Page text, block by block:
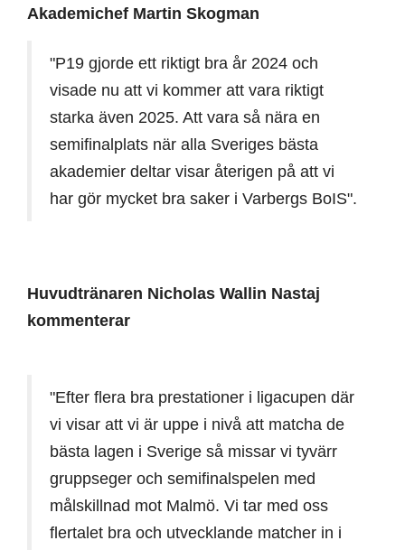
Akademichef Martin Skogman
"P19 gjorde ett riktigt bra år 2024 och
visade nu att vi kommer att vara riktigt
starka även 2025. Att vara så nära en
semifinalplats när alla Sveriges bästa
akademier deltar visar återigen på att vi
har gör mycket bra saker i Varbergs BoIS".
Huvudtränaren Nicholas Wallin Nastaj
kommenterar
"Efter flera bra prestationer i ligacupen där
vi visar att vi är uppe i nivå att matcha de
bästa lagen i Sverige så missar vi tyvärr
gruppseger och semifinalspelen med
målskillnad mot Malmö. Vi tar med oss
flertalet bra och utvecklande matcher in i